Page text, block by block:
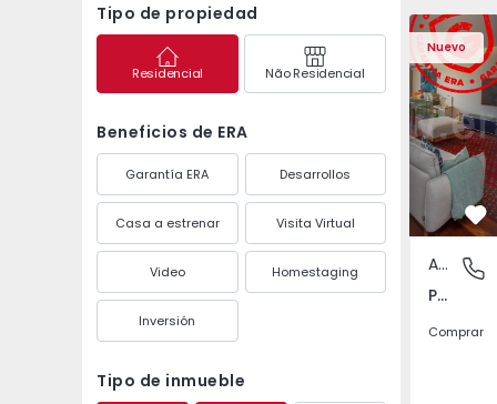
Tipo de propiedad
Residencial Não Residencial
Beneficios de ERA
Garantía ERA Desarrollos
Casa a estrenar Visita Virtual
Video Homestaging
Inversión
Tipo de inmueble
Nuevo
Apartamento T3
Póvoa
Apartamento
Póvoa de Varzim, Beiriz e Argivai, Porto
Comprar